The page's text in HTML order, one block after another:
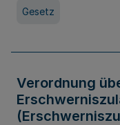
Gesetz
Verordnung